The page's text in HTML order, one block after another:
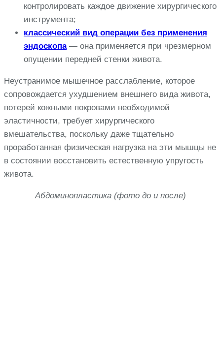
контролировать каждое движение хирургического
инструмента;
классический вид операции без применения
эндоскопа— она применяется при чрезмерном
опущении передней стенки живота.
Неустранимое мышечное расслабление, которое
сопровождается ухудшением внешнего вида живота,
потерей кожными покровами необходимой
эластичности, требует хирургического
вмешательства, поскольку даже тщательно
проработанная физическая нагрузка на эти мышцы не
в состоянии восстановить естественную упругость
живота.
Абдоминопластика (фото до и после)